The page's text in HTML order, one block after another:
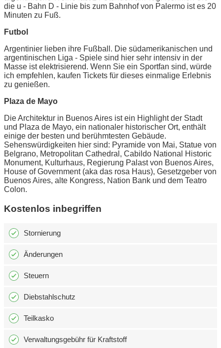
die u - Bahn D - Linie bis zum Bahnhof von Palermo ist es 20
Minuten zu Fuß.
Futbol
Argentinier lieben ihre Fußball. Die südamerikanischen und
argentinischen Liga - Spiele sind hier sehr intensiv in der
Masse ist elektrisierend. Wenn Sie ein Sportfan sind, würde
ich empfehlen, kaufen Tickets für dieses einmalige Erlebnis
zu genießen.
Plaza de Mayo
Die Architektur in Buenos Aires ist ein Highlight der Stadt
und Plaza de Mayo, ein nationaler historischer Ort, enthält
einige der besten und berühmtesten Gebäude.
Sehenswürdigkeiten hier sind: Pyramide von Mai, Statue von
Belgrano, Metropolitan Cathedral, Cabildo National Historic
Monument, Kulturhaus, Regierung Palast von Buenos Aires,
House of Government (aka das rosa Haus), Gesetzgeber von
Buenos Aires, alte Kongress, Nation Bank und dem Teatro
Colon.
Kostenlos inbegriffen
Stornierung
Änderungen
Steuern
Diebstahlschutz
Teilkasko
Verwaltungsgebühr für Kraftstoff